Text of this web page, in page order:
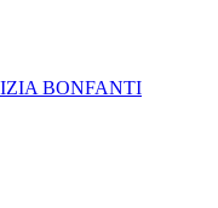
BONFANTI